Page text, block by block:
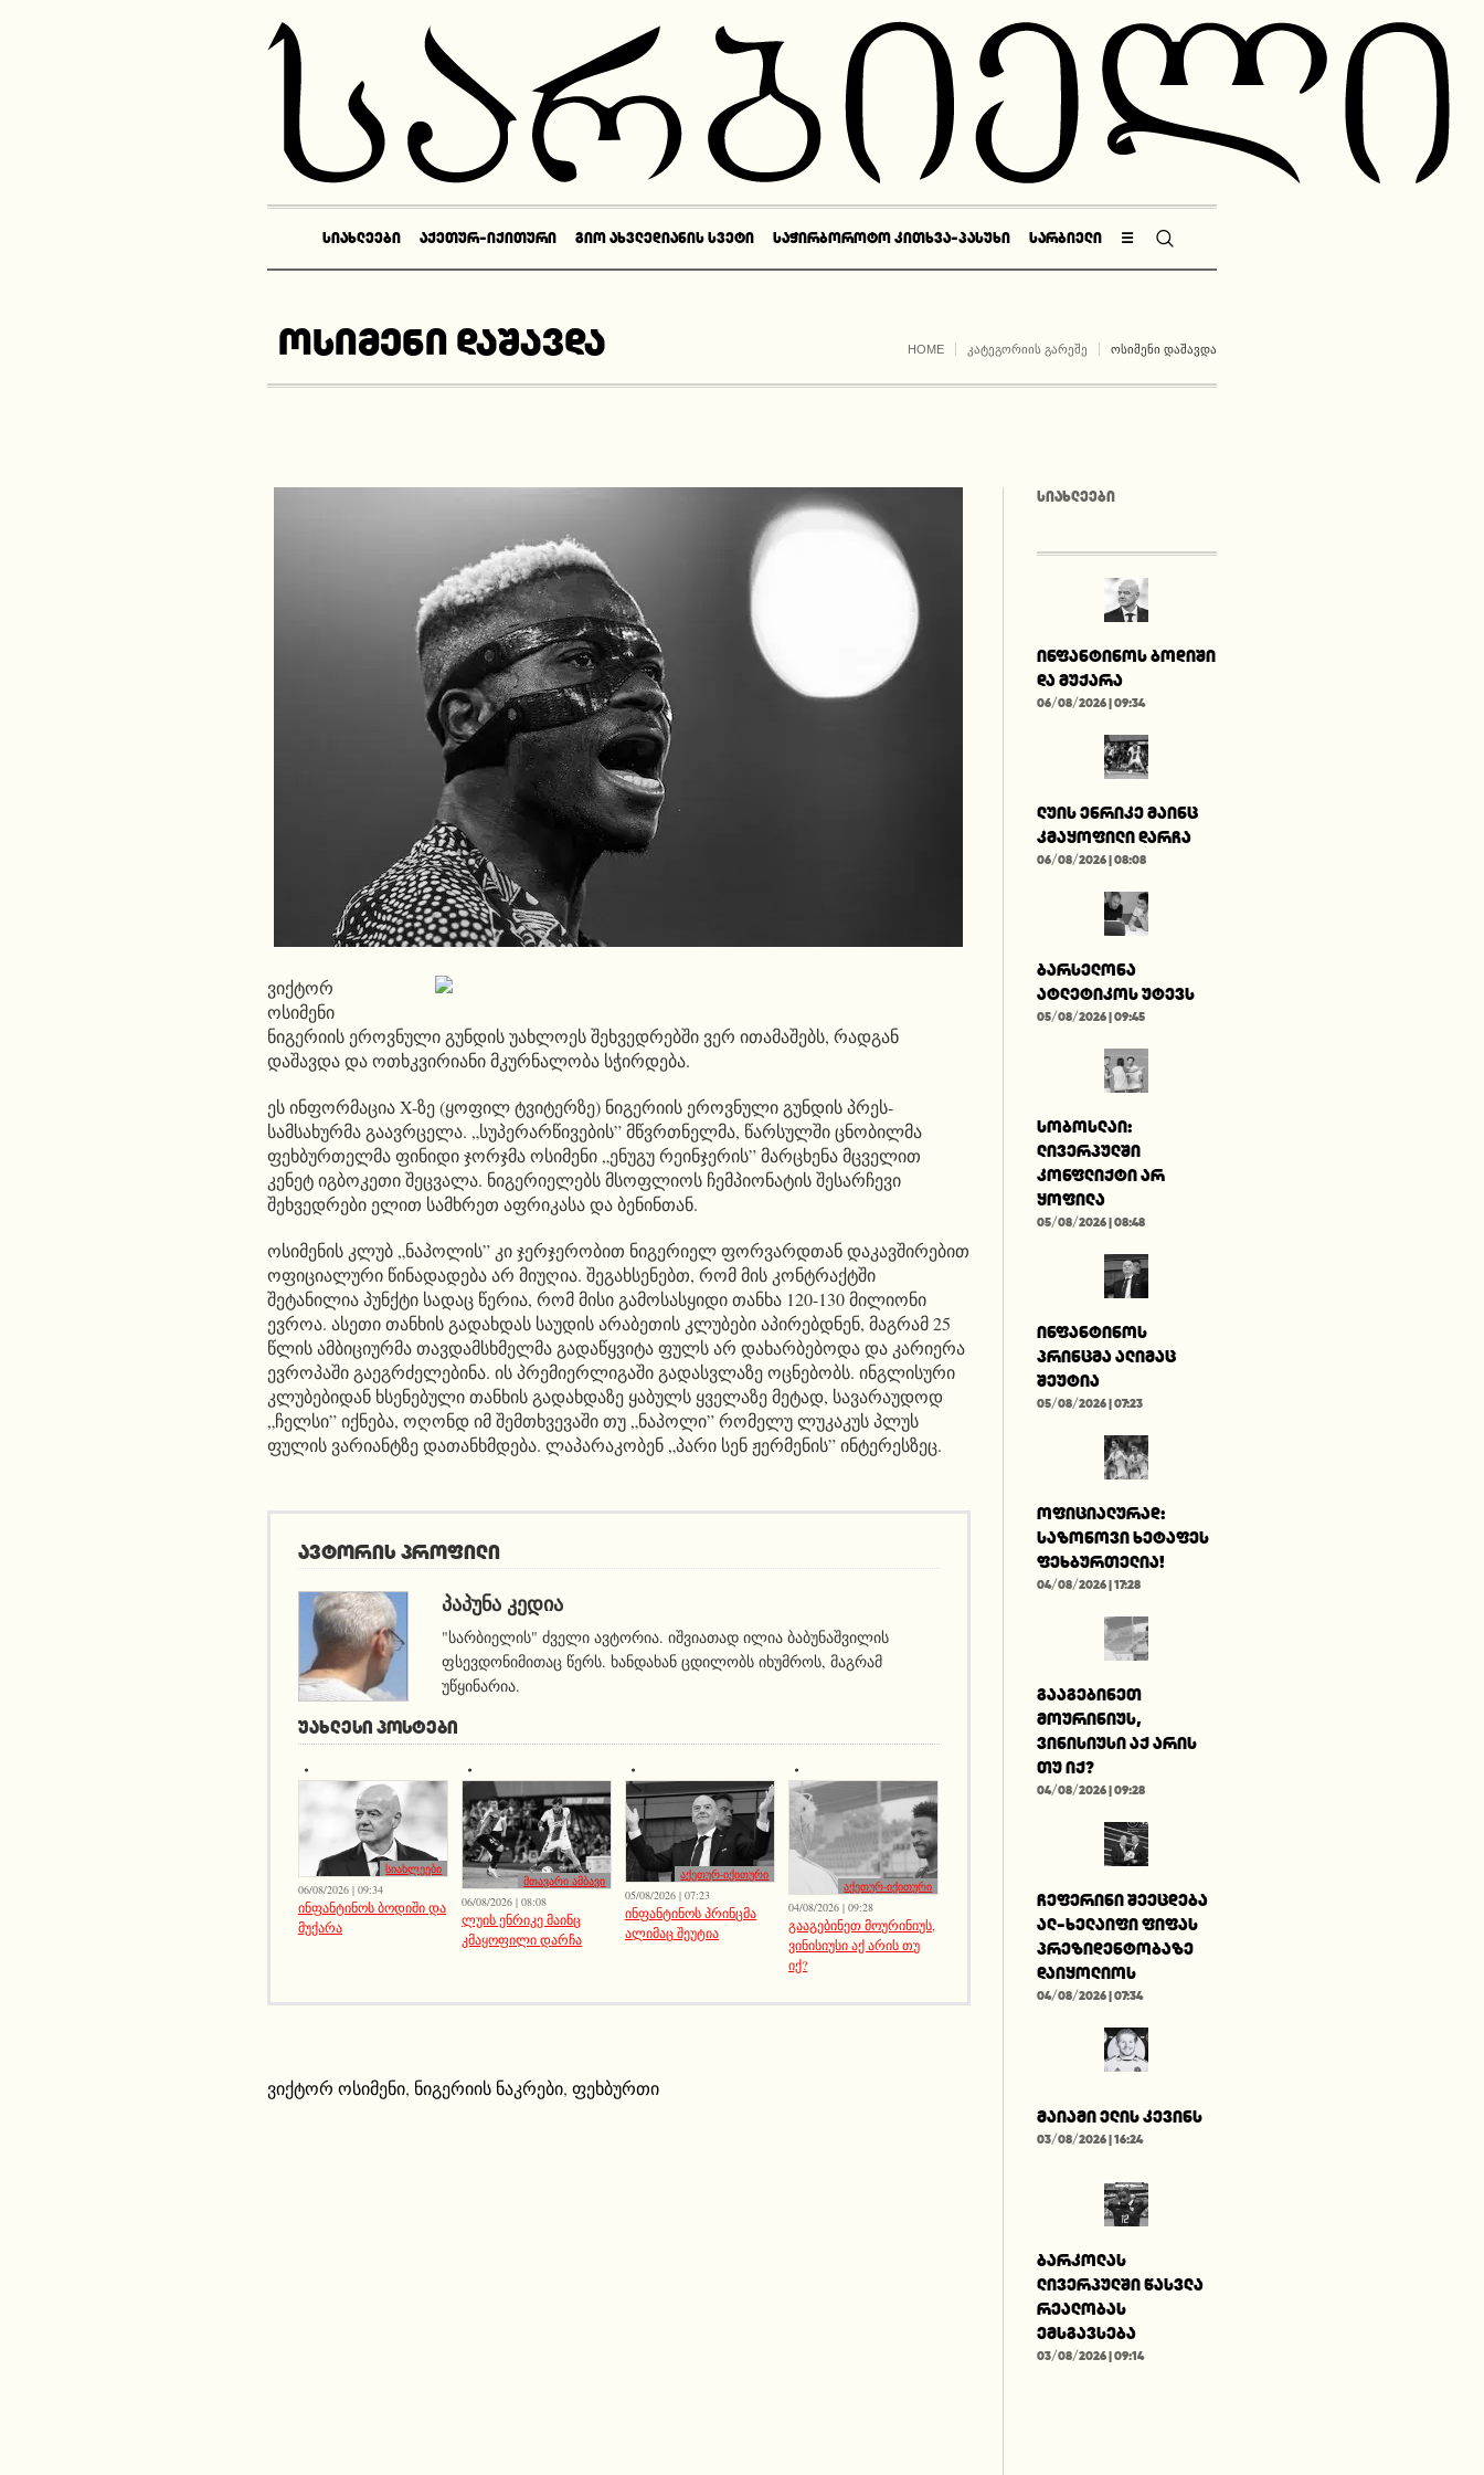
ᲡᲘᲐᲮᲚᲔᲔᲑᲘ ᲐᲥᲔᲗᲣᲠ-ᲘᲥᲘᲗᲣᲠᲘ ᲒᲘᲝ ᲐᲮᲕᲚᲔᲓᲘᲐᲜᲘᲡ ᲡᲕᲔᲢᲘ ᲡᲐᲭᲘᲠᲑᲝᲠᲝᲢᲝ ᲙᲘᲗᲮᲕᲐ-ᲞᲐᲡᲣᲮᲘ ᲡᲐᲠᲑᲘᲔᲚᲘ ☰
ოსიმენი დაშავდა HOME ᲙᲐᲢᲔᲒᲝᲠᲘᲘᲡ ᲒᲐᲠᲔᲨᲔ ᲝᲡᲘᲛᲔᲜᲘ ᲓᲐᲨᲐᲕᲓᲐ
ვიქტორ
ოსიმენი
ნიგერიის ეროვნული გუნდის უახლოეს შეხვედრებში ვერ ითამაშებს, რადგან
დაშავდა და ოთხკვირიანი მკურნალობა სჭირდება.
ეს ინფორმაცია X-ზე (ყოფილ ტვიტერზე) ნიგერიის ეროვნული გუნდის პრეს-
სამსახურმა გაავრცელა. „სუპერარწივების” მწვრთნელმა, წარსულში ცნობილმა
ფეხბურთელმა ფინიდი ჯორჯმა ოსიმენი „ენუგუ რეინჯერის” მარცხენა მცველით
კენეტ იგბოკეთი შეცვალა. ნიგერიელებს მსოფლიოს ჩემპიონატის შესარჩევი
შეხვედრები ელით სამხრეთ აფრიკასა და ბენინთან.
ოსიმენის კლუბ „ნაპოლის” კი ჯერჯერობით ნიგერიელ ფორვარდთან დაკავშირებით
ოფიციალური წინადადება არ მიუღია. შეგახსენებთ, რომ მის კონტრაქტში
შეტანილია პუნქტი სადაც წერია, რომ მისი გამოსასყიდი თანხა 120-130 მილიონი
ევროა. ასეთი თანხის გადახდას საუდის არაბეთის კლუბები აპირებდნენ, მაგრამ 25
წლის ამბიციურმა თავდამსხმელმა გადაწყვიტა ფულს არ დახარბებოდა და კარიერა
ევროპაში გაეგრძელებინა. ის პრემიერლიგაში გადასვლაზე ოცნებობს. ინგლისური
კლუბებიდან ხსენებული თანხის გადახდაზე ყაბულს ყველაზე მეტად, სავარაუდოდ
„ჩელსი” იქნება, ოღონდ იმ შემთხვევაში თუ „ნაპოლი” რომელუ ლუკაკუს პლუს
ფულის ვარიანტზე დათანხმდება. ლაპარაკობენ „პარი სენ ჟერმენის” ინტერესზეც.
ავტორის პროფილი
ᲞᲐᲞᲣᲜᲐ ᲙᲔᲓᲘᲐ
"სარბიელის" ძველი ავტორია. იშვიათად ილია ბაბუნაშვილის
ფსევდონიმითაც წერს. ხანდახან ცდილობს იხუმროს, მაგრამ
უწყინარია.
ᲣᲐᲮᲚᲔᲡᲘ ᲞᲝᲡᲢᲔᲑᲘ
სიახლეები
06/08/2026 | 09:34
ინფანტინოს ბოდიში და
მუქარა
მთავარი ამბავი
06/08/2026 | 08:08
ლუის ენრიკე მაინც
კმაყოფილი დარჩა
აქეთურ-იქითური
05/08/2026 | 07:23
ინფანტინოს პრინცმა
ალიმაც შეუტია
აქეთურ-იქითური
04/08/2026 | 09:28
გააგებინეთ მოურინიუს,
ვინისიუსი აქ არის თუ
იქ?
ვიქტორ ოსიმენი, ნიგერიის ნაკრები, ფეხბურთი
ᲡᲘᲐᲮᲚᲔᲔᲑᲘ
ინფანტინოს ბოდიში
და მუქარა
06/08/2026 | 09:34
ლუის ენრიკე მაინც
კმაყოფილი დარჩა
06/08/2026 | 08:08
ბარსელონა
ატლეტიკოს უტევს
05/08/2026 | 09:45
სობოსლაი:
ლივერპულში
კონფლიქტი არ
ყოფილა
05/08/2026 | 08:48
ინფანტინოს
პრინცმა ალიმაც
შეუტია
05/08/2026 | 07:23
ოფიციალურად:
საზონოვი ხეტაფეს
ფეხბურთელია!
04/08/2026 | 17:28
გააგებინეთ
მოურინიუს,
ვინისიუსი აქ არის
თუ იქ?
04/08/2026 | 09:28
ჩეფერინი შეეცდება
ალ-ხელაიფი ფიფას
პრეზიდენტობაზე
დაიყოლიოს
04/08/2026 | 07:34
მაიამი ელის კევინს
03/08/2026 | 16:24
ბარკოლას
ლივერპულში წასვლა
რეალობას
ემსგავსება
03/08/2026 | 09:14